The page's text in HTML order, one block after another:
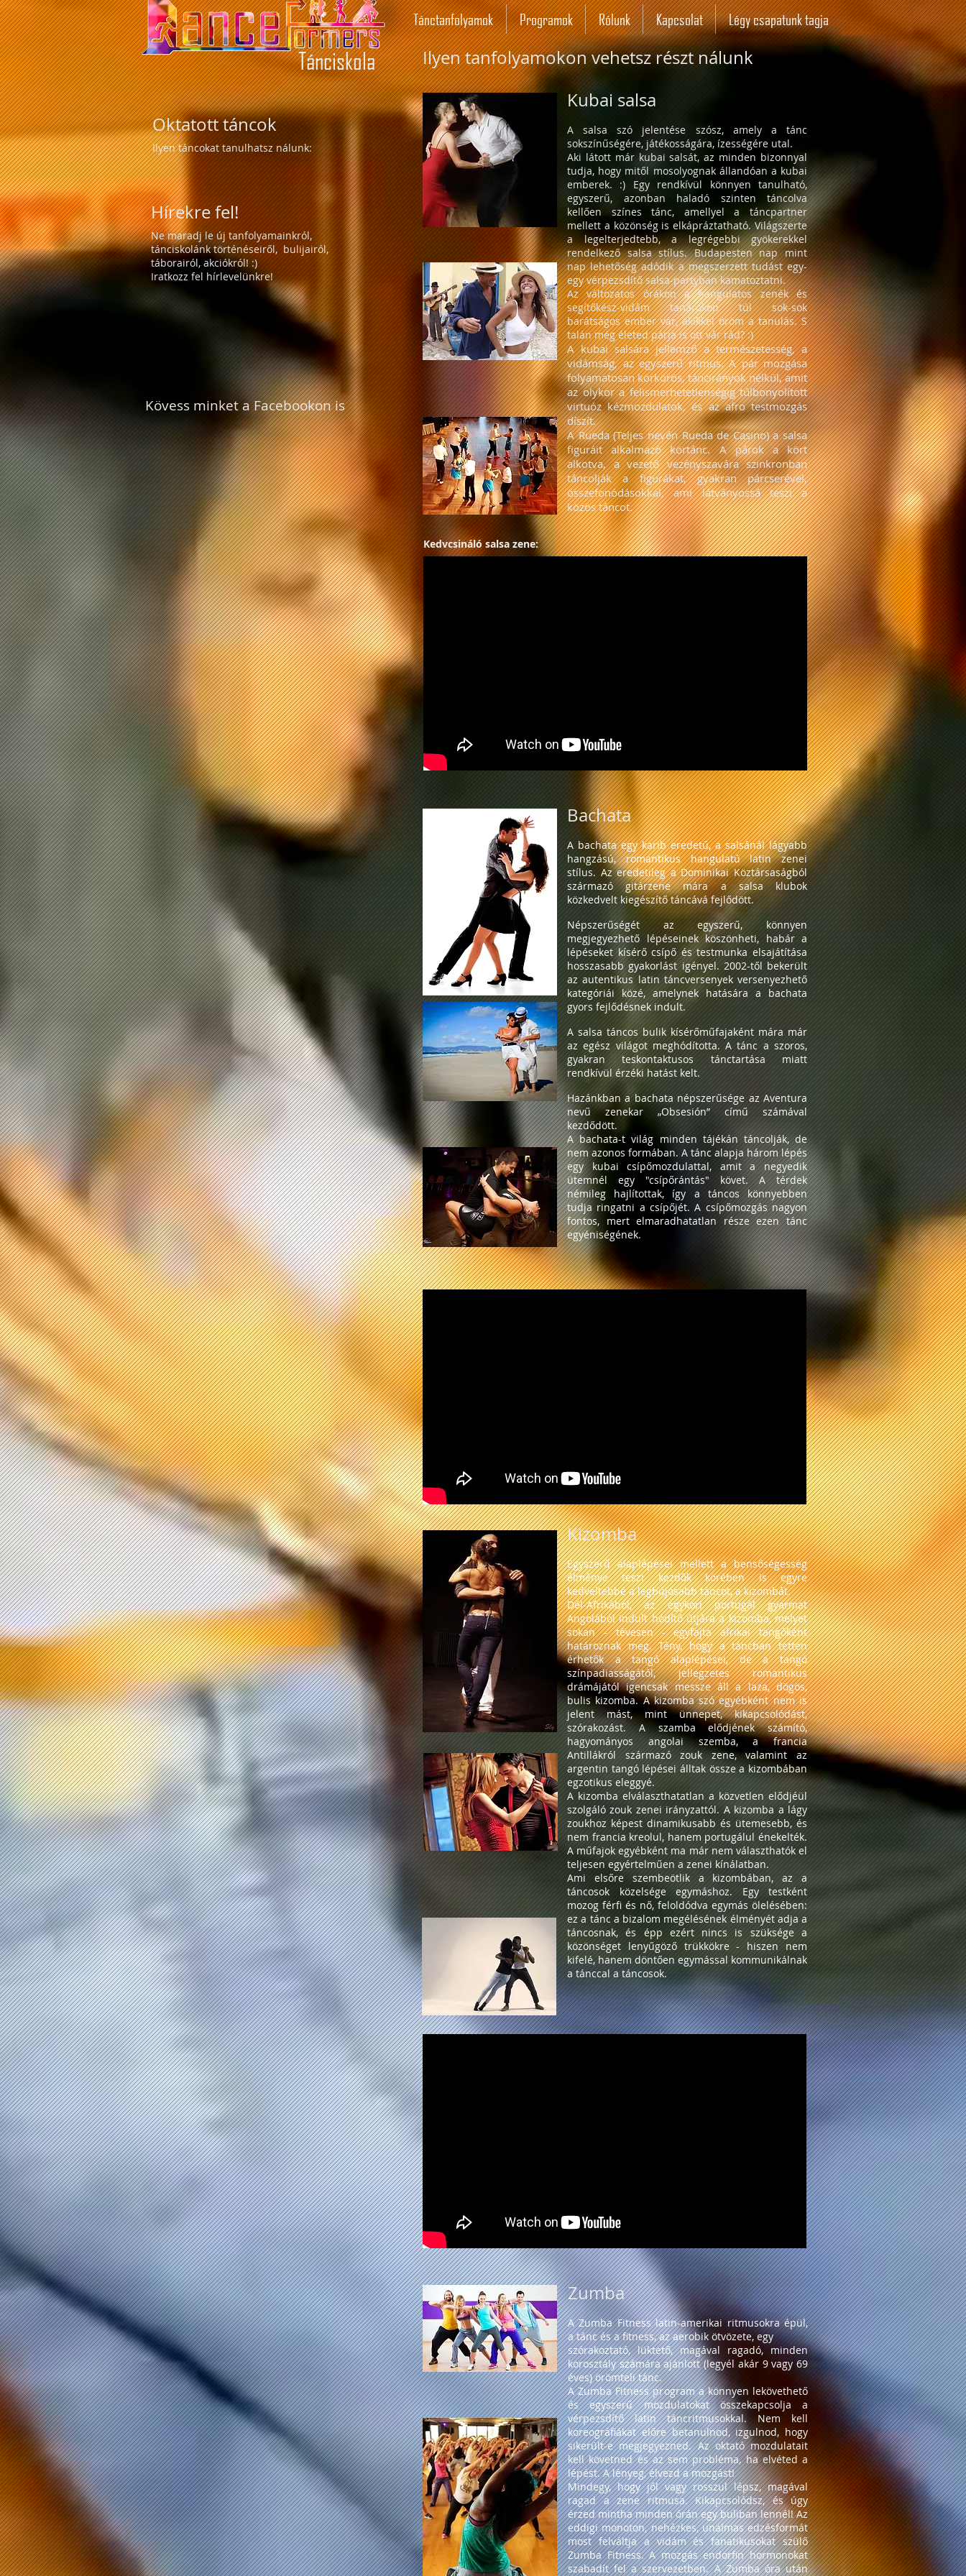
Tánctanfolyamok Programok Rólunk Kapcsolat Légy csapatunk tagja
Tánciskola
Oktatott táncok
Ilyen táncokat tanulhatsz nálunk:
Hírekre fel!
Ne maradj le új tanfolyamainkról,
tánciskolánk történéseiről, bulijairól,
táborairól, akciókról! :)
Iratkozz fel hírlevelünkre!
Kövess minket a Facebookon is
Ilyen tanfolyamokon vehetsz részt nálunk
Kubai salsa
A salsa szó jelentése szósz, amely a tánc
sokszínűségére, játékosságára, ízességére utal.
Aki látott már kubai salsát, az minden bizonnyal
tudja, hogy mitől mosolyognak állandóan a kubai
emberek. :) Egy rendkívül könnyen tanulható,
egyszerű, azonban haladó szinten táncolva
kellően színes tánc, amellyel a táncpartner
mellett a közönség is elkápráztatható. Világszerte
a legelterjedtebb, a legrégebbi gyökerekkel
rendelkező salsa stílus. Budapesten nap mint
nap lehetőség adódik a megszerzett tudást egy-
egy vérpezsdítő salsa-partyban kamatoztatni.
Az változatos órákon a hangulatos zenék és
segítőkész-vidám tanárokon túl sok-sok
barátságos ember vár, akikkel öröm a tanulás. S
talán még életed párja is ott vár rád? :)
A kubai salsára jellemző a természetesség, a
vidámság, az egyszerű ritmus. A pár mozgása
folyamatosan körkörös, táncirányok nélkül, amit
az olykor a felismerhetetlenségig túlbonyolított
virtuóz kézmozdulatok, és az afro testmozgás
díszít.
A Rueda (Teljes nevén Rueda de Casino) a salsa
figuráit alkalmazó körtánc. A párok a kört
alkotva, a vezető vezényszavára szinkronban
táncolják a figurákat, gyakran párcserével,
összefonódásokkal, ami látványossá teszi a
közös táncot.
Kedvcsináló salsa zene:
Bachata
A bachata egy karib eredetű, a salsánál lágyabb
hangzású, romantikus hangulatú latin zenei
stílus. Az eredetileg a Dominikai Köztársaságból
származó gitárzene mára a salsa klubok
közkedvelt kiegészítő táncává fejlődött.
Népszerűségét az egyszerű, könnyen
megjegyezhető lépéseinek köszönheti, habár a
lépéseket kísérő csípő és testmunka elsajátítása
hosszasabb gyakorlást igényel. 2002-től bekerült
az autentikus latin táncversenyek versenyezhető
kategóriái közé, amelynek hatására a bachata
gyors fejlődésnek indult.
A salsa táncos bulik kísérőműfajaként mára már
az egész világot meghódította. A tánc a szoros,
gyakran teskontaktusos tánctartása miatt
rendkívül érzéki hatást kelt.
Hazánkban a bachata népszerűsége az Aventura
nevű zenekar „Obsesión” című számával
kezdődött.
A bachata-t világ minden tájékán táncolják, de
nem azonos formában. A tánc alapja három lépés
egy kubai csípőmozdulattal, amit a negyedik
ütemnél egy "csípőrántás" követ. A térdek
némileg hajlítottak, így a táncos könnyebben
tudja ringatni a csípőjét. A csípőmozgás nagyon
fontos, mert elmaradhatatlan része ezen tánc
egyéniségének.
Kizomba
Egyszerű alaplépései mellett a bensőségesség
élménye teszi kezdők körében is egyre
kedveltebbé a legbújósabb táncot, a kizombát.
Dél-Afrikából, az egykori portugál gyarmat
Angolából indult hódító útjára a kizomba, melyet
sokan - tévesen - egyfajta afrikai tangóként
határoznak meg. Tény, hogy a táncban tetten
érhetők a tangó alaplépései, de a tangó
színpadiasságától, jellegzetes romantikus
drámájától igencsak messze áll a laza, dögös,
bulis kizomba. A kizomba szó egyébként nem is
jelent mást, mint ünnepet, kikapcsolódást,
szórakozást. A szamba elődjének számító,
hagyományos angolai szemba, a francia
Antillákról származó zouk zene, valamint az
argentin tangó lépései álltak össze a kizombában
egzotikus eleggyé.
A kizomba elválaszthatatlan a közvetlen elődjéül
szolgáló zouk zenei irányzattól. A kizomba a lágy
zoukhoz képest dinamikusabb és ütemesebb, és
nem francia kreolul, hanem portugálul énekelték.
A műfajok egyébként ma már nem választhatók el
teljesen egyértelműen a zenei kínálatban.
Ami elsőre szembeötlik a kizombában, az a
táncosok közelsége egymáshoz. Egy testként
mozog férfi és nő, feloldódva egymás ölelésében:
ez a tánc a bizalom megélésének élményét adja a
táncosnak, és épp ezért nincs is szüksége a
közönséget lenyűgöző trükkökre - hiszen nem
kifelé, hanem döntően egymással kommunikálnak
a tánccal a táncosok.
Zumba
A Zumba Fitness latin-amerikai ritmusokra épül,
a tánc és a fitness, az aerobik ötvözete, egy
szórakoztató, lüktető, magával ragadó, minden
korosztály számára ajánlott (legyél akár 9 vagy 69
éves) örömteli tánc.
A Zumba Fitness program a könnyen lekövethető
és egyszerű mozdulatokat összekapcsolja a
vérpezsdítő latin táncritmusokkal. Nem kell
koreográfiákat előre betanulnod, izgulnod, hogy
sikerült-e megjegyezned. Az oktató mozdulatait
kell követned és az sem probléma, ha elvéted a
lépést. A lényeg, élvezd a mozgást!
Mindegy, hogy jól vagy rosszul lépsz, magával
ragad a zene ritmusa. Kikapcsolódsz, és úgy
érzed mintha minden órán egy buliban lennél! Az
eddigi monoton, nehézkes, unalmas edzésformát
most felváltja a vidám és fanatikusokat szülő
Zumba Fitness. A mozgás endorfin hormonokat
szabadít fel a szervezetben. A Zumba óra után